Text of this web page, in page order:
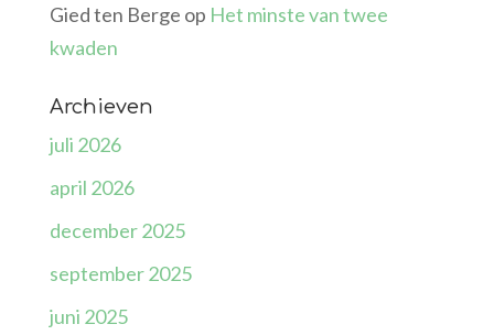
Gied ten Berge op Het minste van twee
kwaden
Archieven
juli 2026
april 2026
december 2025
september 2025
juni 2025